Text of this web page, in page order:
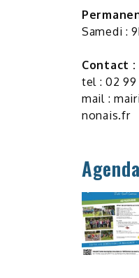
Samedi :
Contact :
tel : 02 99
mail :
nonais.fr
Agenda